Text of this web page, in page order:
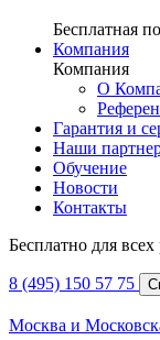
Бесплатная
Компания
Компания
О
Гарантия и
Наши
Обучение
Новости
Контакты
Бесплатно для
8 (495) 150 57 75
Москва и